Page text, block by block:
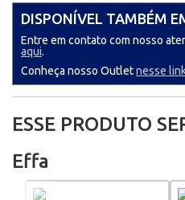
DISPONÍVEL TAMBÉM
Entre em contato com nosso
aqui.
Conheça nosso Outletnesse
ESSE PRODUTO
Effa